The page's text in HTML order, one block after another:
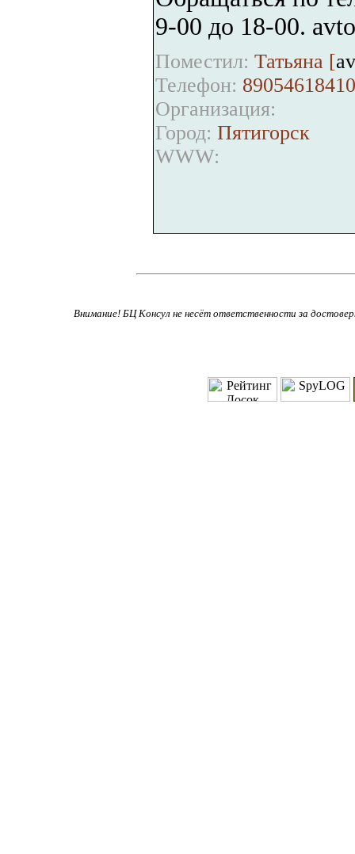
9-00 до 18-00.
Поместил: Татьяна [
Телефон:
Организация:
Город: Пятигорск
WWW:
Внимание! БЦ Консул не несёт ответственности за